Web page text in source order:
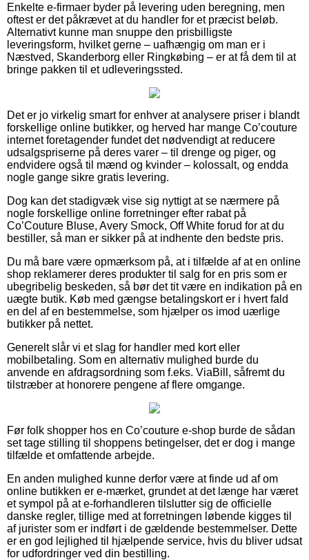
Enkelte e-firmaer byder på levering uden beregning, men
oftest er det påkrævet at du handler for et præcist beløb.
Alternativt kunne man snuppe den prisbilligste
leveringsform, hvilket gerne – uafhængig om man er i
Næstved, Skanderborg eller Ringkøbing – er at få dem til at
bringe pakken til et udleveringssted.
Det er jo virkelig smart for enhver at analysere priser i blandt
forskellige online butikker, og herved har mange Co’couture
internet foretagender fundet det nødvendigt at reducere
udsalgspriserne på deres varer – til drenge og piger, og
endvidere også til mænd og kvinder – kolossalt, og endda
nogle gange sikre gratis levering.
Dog kan det stadigvæk vise sig nyttigt at se nærmere på
nogle forskellige online forretninger efter rabat på
Co’Couture Bluse, Avery Smock, Off White forud for at du
bestiller, så man er sikker på at indhente den bedste pris.
Du må bare være opmærksom på, at i tilfælde af at en online
shop reklamerer deres produkter til salg for en pris som er
ubegribelig beskeden, så bør det tit være en indikation på en
uægte butik. Køb med gængse betalingskort er i hvert fald
en del af en bestemmelse, som hjælper os imod uærlige
butikker på nettet.
Generelt slår vi et slag for handler med kort eller
mobilbetaling. Som en alternativ mulighed burde du
anvende en afdragsordning som f.eks. ViaBill, såfremt du
tilstræber at honorere pengene af flere omgange.
Før folk shopper hos en Co’couture e-shop burde de sådan
set tage stilling til shoppens betingelser, det er dog i mange
tilfælde et omfattende arbejde.
En anden mulighed kunne derfor være at finde ud af om
online butikken er e-mærket, grundet at det længe har været
et sympol på at e-forhandleren tilslutter sig de officielle
danske regler, tillige med at forretningen løbende kigges til
af jurister som er indført i de gældende bestemmelser. Dette
er en god lejlighed til hjælpende service, hvis du bliver udsat
for udfordringer ved din bestilling.